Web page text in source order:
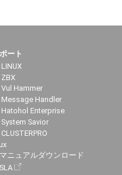
ート
ZBX
Vul Hammer
Message Handler
Hatohol Enterprise
System Savior
ニュアルダウンロード